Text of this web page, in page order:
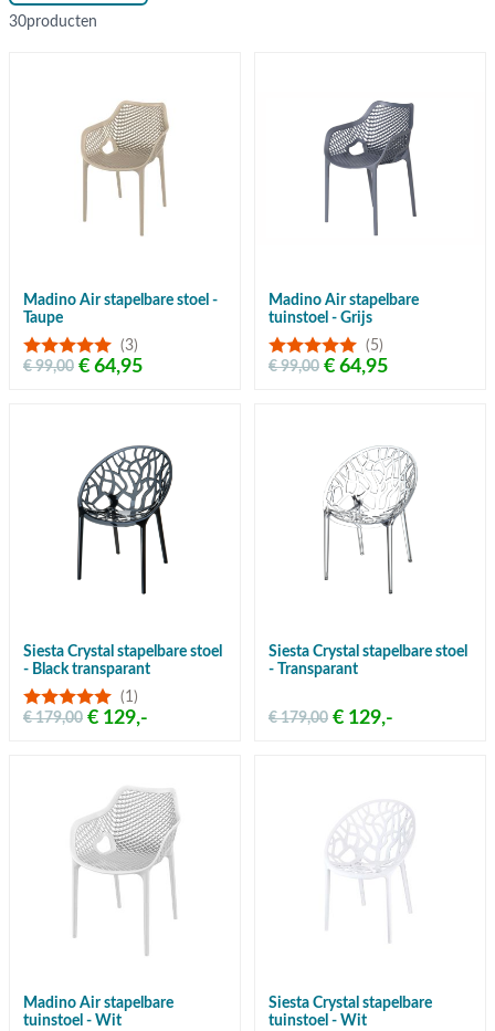
30producten
Madino Air stapelbare stoel -
Taupe
(3)
€ 64,95
€ 99,00
Madino Air stapelbare
tuinstoel - Grijs
(5)
€ 64,95
€ 99,00
Siesta Crystal stapelbare stoel
- Black transparant
(1)
€ 129,-
€ 179,00
Siesta Crystal stapelbare stoel
- Transparant
€ 129,-
€ 179,00
Madino Air stapelbare
tuinstoel - Wit
Siesta Crystal stapelbare
tuinstoel - Wit